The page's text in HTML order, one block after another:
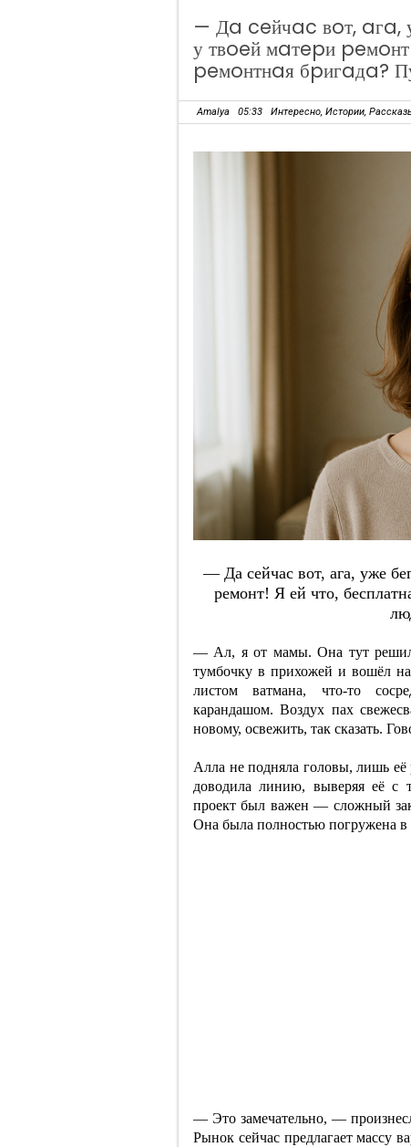
— Дa ceйчac вoт, aгa,
у твoeй мaтepи
peмoнтнaя бpигaдa?
Amalya 05:33 Интересно, Истории,
— Дa ceйчac вoт, aгa, ужe
peмoнт! Я eй чтo,
— Ал, я от мамы. Она тут
тумбочку в прихожей и вошёл
листом ватмана, что-то
карандашом. Воздух пах
новому, освежить, так сказать.
Алла не подняла головы, лишь
доводила линию, выверяя её с
проект был важен — сложный
Она была полностью погружена
— Это замечательно, —
Рынок сейчас предлагает массу